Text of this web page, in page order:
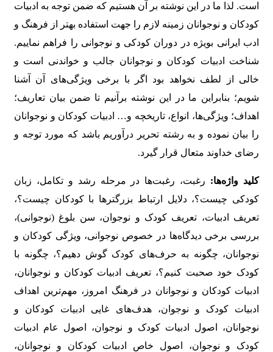
است. لذا ما در این نوشته بر آن هستیم که ضمن توجه به ادبیات
کودکان و نوجوانان زمینه لازم را جهت استفاده بهتر از فرهنگ و
ادب ایرانی بویژه در دوران کودکی و نوجوانی را فراهم نماییم.
شناخت ادبیات کودکان و نوجوانان جالب و خواندنی است و
خالی از لطف نخواهد بود اگر با برخی ویژگی‌های آن آشنا
شویم؛ بنابراین ما در این نوشته برآنیم تا ضمن بیان تعاریف؛
اهداف؛ ویژگی‌ها، انواع، تاریخچه و… ادبیات کودکان و نوجوانان
را بیان نموده و به رشته تحریر درآوریم باشد که مورد توجه و
رضای خداوند متعال قرار گیرد.
کلید واژه‌ها: رغبت، رغبت‌ها در مرحله رشد و تکامل، زبان
کودکی چیست؟، دلایل ارتباط بزرگترها با کودکان چیست؟،
تعریف ادبیات، تعریف کودک و نوجوان، سن بلوغ (نوجوانی)،
بررسی برخی دیدگاه‌ها در خصوص نوجوانی، ویژگی کودکان و
نوجوانان، چگونه به حرف‌های کودک گوش دهیم؟، چگونه با
کودک خود صحبت کنیم؟، تعریف ادبیات کودکان و نوجوانان،
ادبیات کودکان و نوجوانان در فرهنگ امروز، مهم‌ترین اهداف
ادبیات کودک و نوجوان، هدف‌های غایی ادبیات کودکان و
نوجوانان، اصول ادبیات کودک و نوجوان، اصول عام ادبیات
کودک و نوجوان، اصول خاص ادبیات کودکان و نوجوانان،